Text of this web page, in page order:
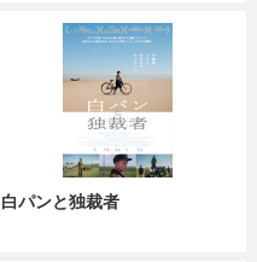
白パンと独裁者